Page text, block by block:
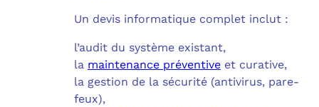
Un devis informatique complet inclut :
l’audit du système existant,
la maintenance préventive et curative,
la gestion de la sécurité (antivirus, pare-
feux),